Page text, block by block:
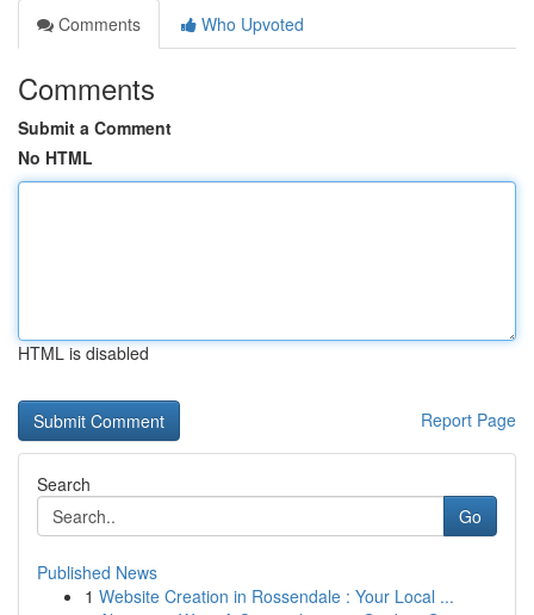
Comments
Who Upvoted
Comments
Submit a Comment
No HTML
HTML is disabled
Report Page
Search
Go
Published News
1 Website Creation in Rossendale : Your Local ...